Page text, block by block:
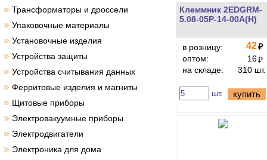
» Трансформаторы и дроссели
» Упаковочные материалы
» Установочные изделия
» Устройства защиты
» Устройства считывания данных
» Ферритовые изделия и магниты
» Щитовые приборы
» Электровакуумные приборы
» Электродвигатели
» Электроника для дома
Клеммник 2EDGRM-
5.08-05P-14-00A(H)
в розницу: 42₽
оптом:
16₽
на складе:
310 шт.
шт. купить